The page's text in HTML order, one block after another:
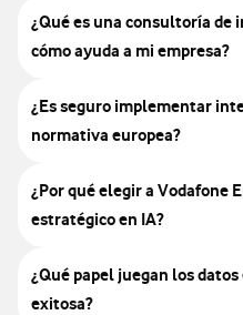
¿Qué es una consultoría
cómo ayuda a mi empresa?
¿Es seguro implementar
normativa europea?
¿Por qué elegir a Vodafone
estratégico en IA?
¿Qué papel juegan los
exitosa?